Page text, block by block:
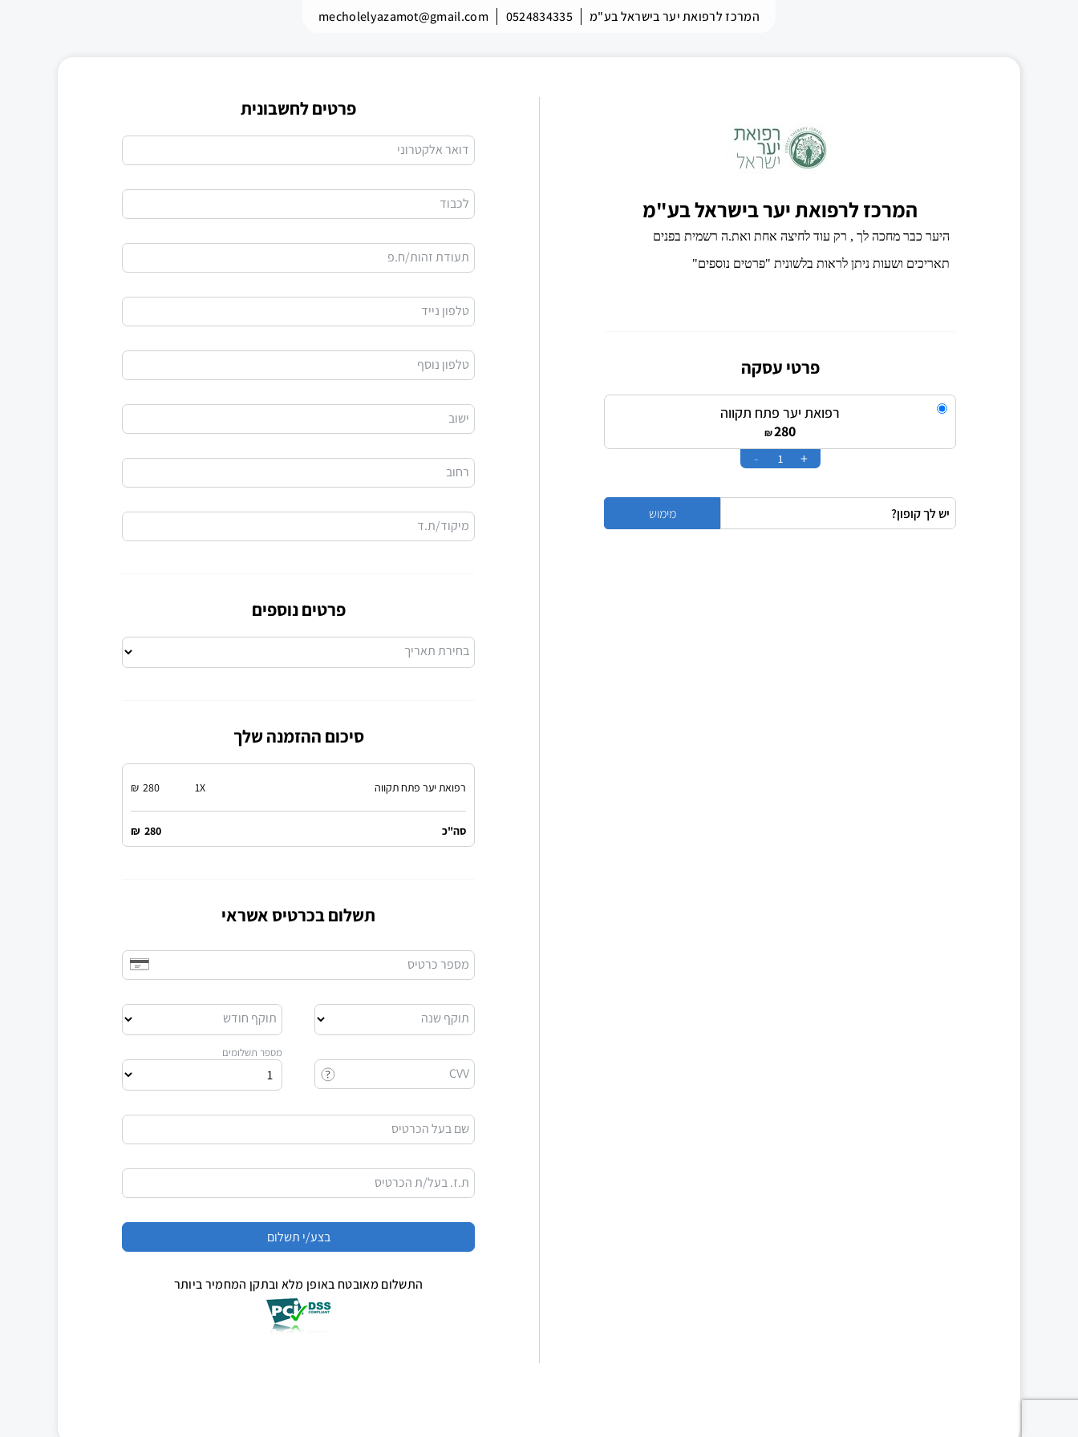
המרכז לרפואת יער בישראל בע"מ 0524834335
mecholelyazamot@gmail.com
המרכז לרפואת יער בישראל בע"מ
פרטי עסקה
רפואת יער פתח תקווה
280
₪
+
-
פרטים לחשבונית
דואר אלקטרוני
לכבוד
תעודת זהות/ח.פ
טלפון נייד
טלפון נוסף
ישוב
רחוב
מיקוד/ת.ד
פרטים נוספים
בחירת תאריך
סיכום ההזמנה שלך
רפואת יער פתח תקווה X
1
280
₪
סה"כ 280
₪
תשלום בכרטיס אשראי
מספר כרטיס
תוקף שנה תוקף חודש
CVV
מספר תשלומים
שם בעל הכרטיס
ת.ז. בעל/ת הכרטיס
התשלום מאובטח באופן מלא ובתקן המחמיר ביותר